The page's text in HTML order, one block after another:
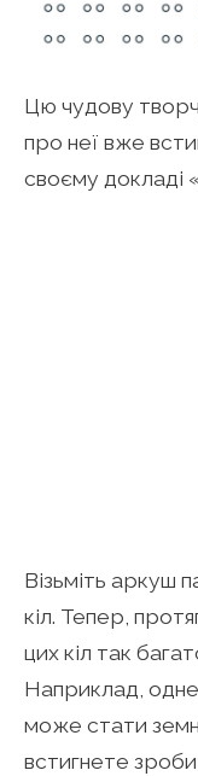
Цю чудову
про неї вже
своєму докладі
Візьміть аркуш
кіл. Тепер,
цих кіл так
Наприклад,
може стати
встигнете